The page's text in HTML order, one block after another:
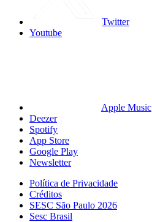
Twitter
Youtube
Apple Music
Deezer
Spotify
App Store
Google Play
Newsletter
Política de Privacidade
Créditos
SESC São Paulo 2026
Sesc Brasil